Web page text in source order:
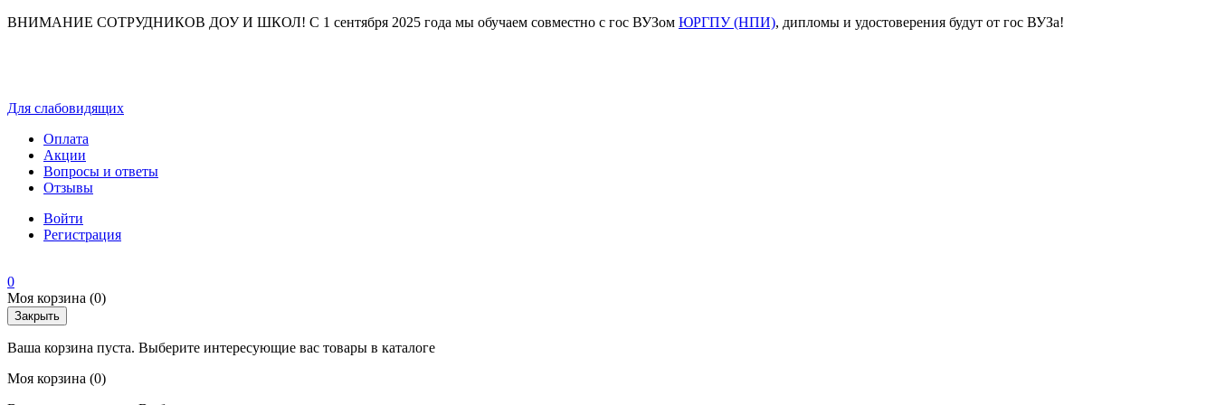
ВНИМАНИЕ СОТРУДНИКОВ ДОУ И ШКОЛ! С 1 сентября 2025 года мы обучаем совместно с гос ВУЗом ЮРГПУ (НПИ), дипломы и удостоверения будут от гос ВУЗа!
Для слабовидящих
Оплата
Акции
Вопросы и ответы
Отзывы
Войти
Регистрация
0
Моя корзина (0)
Закрыть
Ваша корзина пуста. Выберите интересующие вас товары в каталоге
Моя корзина (0)